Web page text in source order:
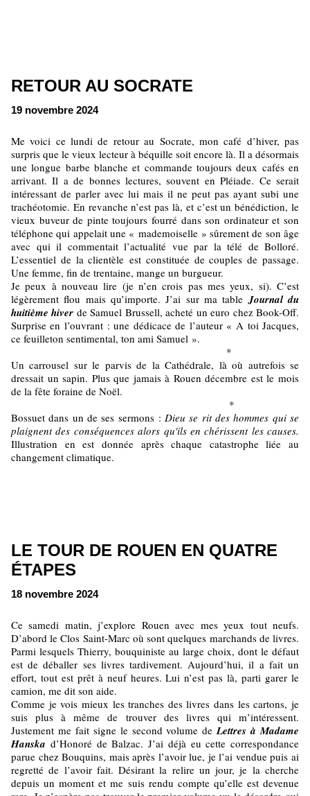
RETOUR AU SOCRATE
19 novembre 2024
Me voici ce lundi de retour au Socrate, mon café d’hiver, pas
surpris que le vieux lecteur à béquille soit encore là. Il a désormais
une longue barbe blanche et commande toujours deux cafés en
arrivant. Il a de bonnes lectures, souvent en Pléiade. Ce serait
intéressant de parler avec lui mais il ne peut pas ayant subi une
trachéotomie. En revanche n’est pas là, et c’est un bénédiction, le
vieux buveur de pinte toujours fourré dans son ordinateur et son
téléphone qui appelait une « mademoiselle » sûrement de son âge
avec qui il commentait l’actualité vue par la télé de Bolloré.
L’essentiel de la clientèle est constituée de couples de passage.
Une femme, fin de trentaine, mange un burgueur.
Je peux à nouveau lire (je n’en crois pas mes yeux, si). C’est
légèrement flou mais qu’importe. J’ai sur ma tableJournal du
huitième hiver de Samuel Brussell, acheté un euro chez Book-Off.
Surprise en l’ouvrant : une dédicace de l’auteur « A toi Jacques,
ce feuilleton sentimental, ton ami Samuel ».
*
Un carrousel sur le parvis de la Cathédrale, là où autrefois se
dressait un sapin. Plus que jamais à Rouen décembre est le mois
de la fête foraine de Noël.
*
Bossuet dans un de ses sermons : Dieu se rit des hommes qui se
plaignent des conséquences alors qu'ils en chérissent les causes.
Illustration en est donnée après chaque catastrophe liée au
changement climatique.
LE TOUR DE ROUEN EN QUATRE
ÉTAPES
18 novembre 2024
Ce samedi matin, j’explore Rouen avec mes yeux tout neufs.
D’abord le Clos Saint-Marc où sont quelques marchands de livres.
Parmi lesquels Thierry, bouquiniste au large choix, dont le défaut
est de déballer ses livres tardivement. Aujourd’hui, il a fait un
effort, tout est prêt à neuf heures. Lui n’est pas là, parti garer le
camion, me dit son aide.
Comme je vois mieux les tranches des livres dans les cartons, je
suis plus à même de trouver des livres qui m’intéressent.
Justement me fait signe le second volume deLettres à Madame
Hanska d’Honoré de Balzac. J’ai déjà eu cette correspondance
parue chez Bouquins, mais après l’avoir lue, je l’ai vendue puis ai
regretté de l’avoir fait. Désirant la relire un jour, je la cherche
depuis un moment et me suis rendu compte qu’elle est devenue